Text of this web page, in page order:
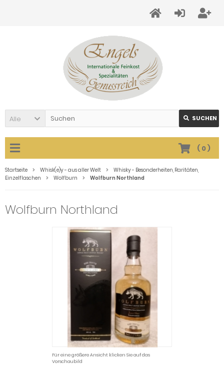
Alle SUCHEN
( 0)
Startseite Whisk(e)y - aus aller Welt
Whisky - Besonderheiten, Raritäten,
Einzelflaschen
Wolfburn Wolfburn Northland
Wolfburn Northland
Für eine größere Ansicht klicken Sie auf das
Vorschaubild